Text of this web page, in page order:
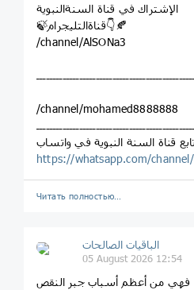
الإشتراك في قناة السنةالنبوية
🍃قناةالتليجرام👇🍂
/channel/AlSONa3
/channel/mohamed8888888
https://whatsapp.com/channel/
Читать полностью…
الباقيات الصالحات
05 August 2026 12:54
فهي من أعظم أسباب جبر النقص